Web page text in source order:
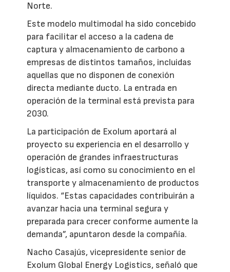
Norte.
Este modelo multimodal ha sido concebido
para facilitar el acceso a la cadena de
captura y almacenamiento de carbono a
empresas de distintos tamaños, incluidas
aquellas que no disponen de conexión
directa mediante ducto. La entrada en
operación de la terminal está prevista para
2030.
La participación de Exolum aportará al
proyecto su experiencia en el desarrollo y
operación de grandes infraestructuras
logísticas, así como su conocimiento en el
transporte y almacenamiento de productos
líquidos. “Estas capacidades contribuirán a
avanzar hacia una terminal segura y
preparada para crecer conforme aumente la
demanda”, apuntaron desde la compañía.
Nacho Casajús, vicepresidente senior de
Exolum Global Energy Logistics, señaló que